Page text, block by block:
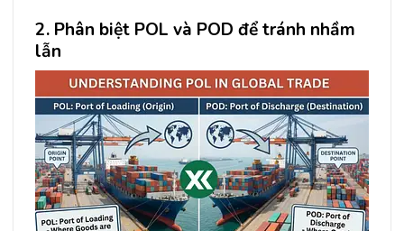
2. Phân biệt POL và POD để tránh nhầm
lẫn